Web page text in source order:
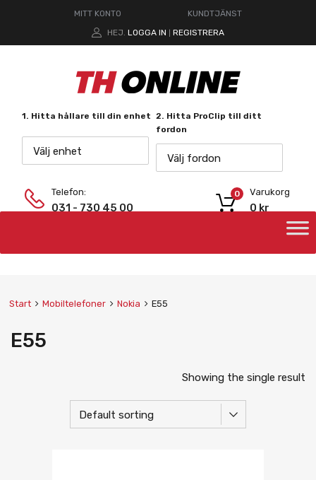
MITT KONTO
KUNDTJÄNST
HEJ. LOGGA IN REGISTRERA
1. Hitta hållare till din enhet
Välj enhet
2. Hitta ProClip till ditt
fordon
Välj fordon
Telefon:
031 - 730 45 00
Varukorg
0 kr
0
Start Mobiltelefoner Nokia E55
E55
Showing the single result